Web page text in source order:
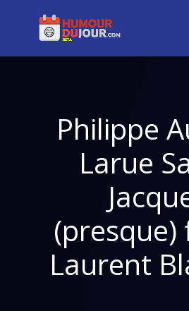
Philippe
Larue
(presque)
Laurent